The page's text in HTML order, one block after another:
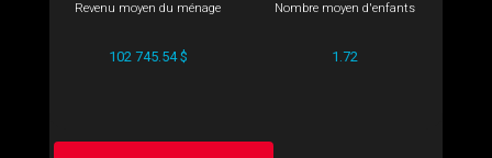
Revenu moyen du ménage
102 745.54 $
Nombre moyen d'enfants
1.72